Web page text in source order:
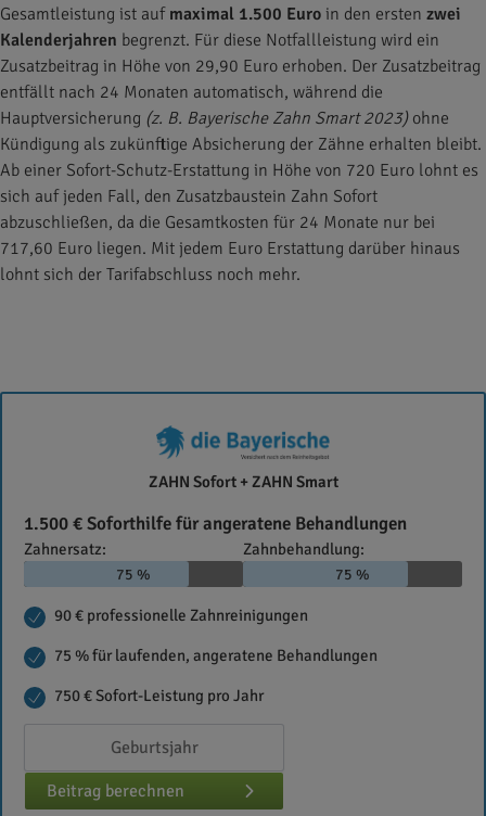
Gesamtleistung ist auf maximal 1.500 Euro in den ersten zwei
Kalenderjahren begrenzt. Für diese Notfallleistung wird ein
Zusatzbeitrag in Höhe von 29,90 Euro erhoben. Der Zusatzbeitrag
entfällt nach 24 Monaten automatisch, während die
Hauptversicherung (z. B. Bayerische Zahn Smart 2023)ohne
Kündigung als zukünftige Absicherung der Zähne erhalten bleibt.
Ab einer Sofort-Schutz-Erstattung in Höhe von 720 Euro lohnt es
sich auf jeden Fall, den Zusatzbaustein Zahn Sofort
abzuschließen, da die Gesamtkosten für 24 Monate nur bei
717,60 Euro liegen. Mit jedem Euro Erstattung darüber hinaus
lohnt sich der Tarifabschluss noch mehr.
Die
ZAHN Sofort + ZAHN Smart
1.500 € Soforthilfe für angeratene Behandlungen
Zahnersatz:
75 %
Zahnbehandlung:
75 %
90 € professionelle Zahnreinigungen
75 % für laufenden, angeratene Behandlungen
750 € Sofort-Leistung pro Jahr
Beitrag berechnen